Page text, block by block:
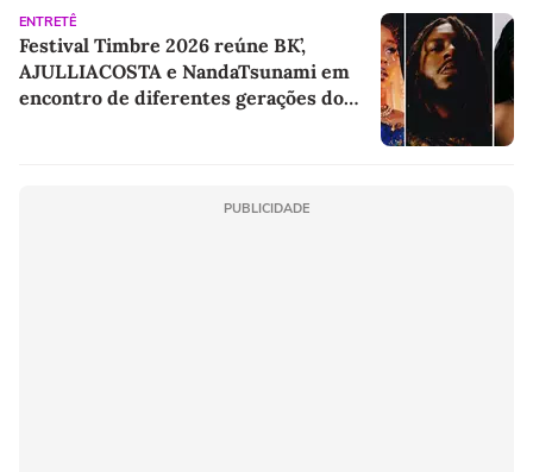
ENTRETÊ
Festival Timbre 2026 reúne BK’,
AJULLIACOSTA e NandaTsunami em
encontro de diferentes gerações do
PUBLICIDADE